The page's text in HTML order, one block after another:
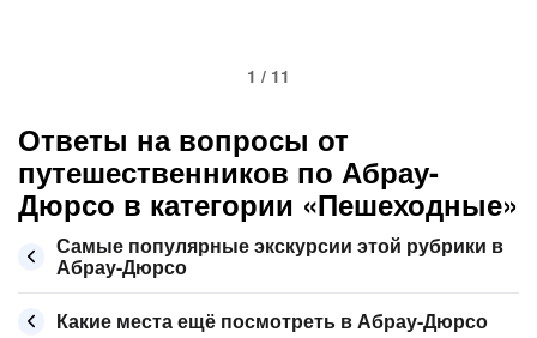
1 / 11
Ответы на вопросы от
путешественников по Абрау-
Дюрсо в категории «Пешеходные»
Самые популярные экскурсии этой рубрики в
Абрау-Дюрсо
Какие места ещё посмотреть в Абрау-Дюрсо